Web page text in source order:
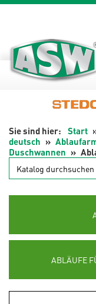
Start
deutsch
Duschwannen
Katalog
durchsuchen
ABLÄUFE